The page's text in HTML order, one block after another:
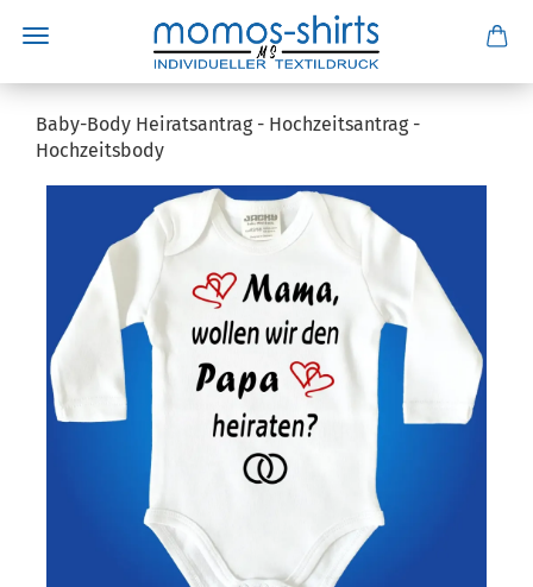
Baby-Body Heiratsantrag - Hochzeitsantrag -
Hochzeitsbody